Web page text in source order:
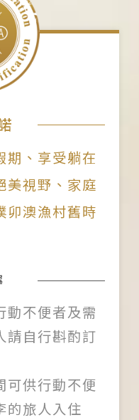
期、享受躺在
美視野、家庭
卯澳漁村舊時
動不便者及需
請自行斟酌訂
可供行動不便
的旅人入住